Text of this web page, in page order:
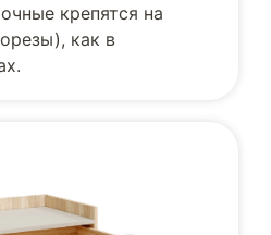
крепятся на
как в